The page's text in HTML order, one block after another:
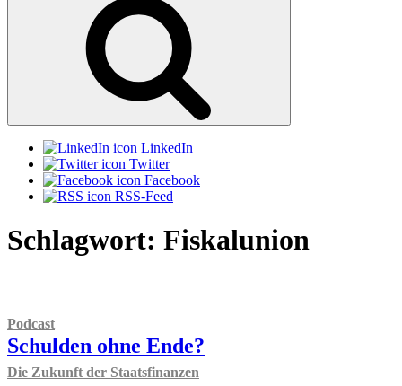
LinkedIn
Twitter
Facebook
RSS-Feed
Schlagwort: Fiskalunion
Podcast
Schulden ohne Ende?
Die Zukunft der Staatsfinanzen